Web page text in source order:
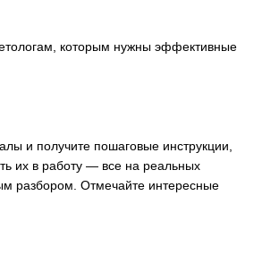
которым нужны эффективные
и получите пошаговые инструкции,
их в работу — все на реальных
разбором. Отмечайте интересные